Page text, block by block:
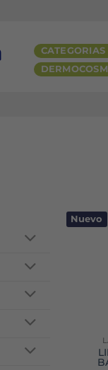
CATEGORIAS
Nuevo